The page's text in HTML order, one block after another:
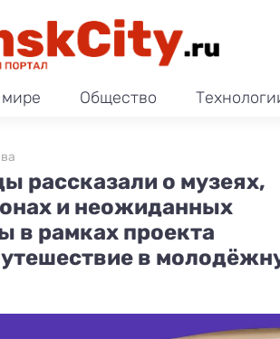
Общество
рассказали о музеях,
и неожиданных
в рамках проекта
в